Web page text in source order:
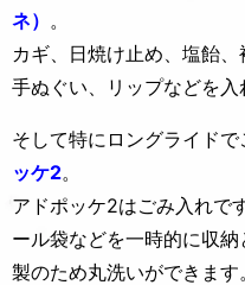
ネ） 。
カギ、日焼け止め、塩飴、
手ぬぐい、リップなどを入
そして特にロングライドで
ッケ2。
アドポッケ2はごみ入れで
ール袋などを一時的に収
製のため丸洗いができま